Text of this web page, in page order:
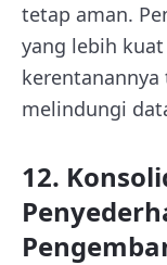
tetap aman.
yang lebih
kerentanannya
melindungi
12.